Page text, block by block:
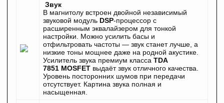
Звук
В магнитолу встроен двойной независимый
звуковой модуль DSP-процессор с
расширенным эквалайзером для тонкой
настройки. Можно усилить басы и
отфильтровать частоты — звук станет лучше, а
низкие тоны мощнее даже на родной акустике.
Усилитель звука премиум класса TDA
7851 MOSFET выдаёт звук отличного качества.
Уровень посторонних шумов при передачи
отсутствует. Картина звука полная и
насыщенная.